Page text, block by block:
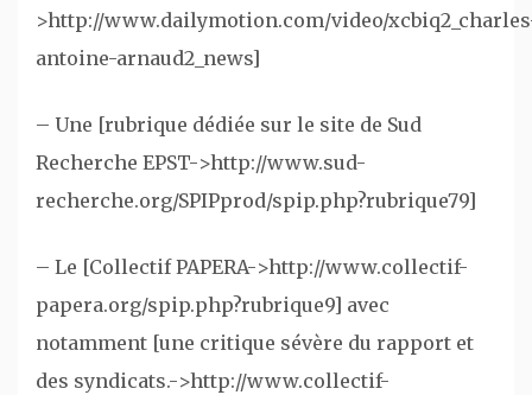
>http://www.dailymotion.com/video/
antoine-arnaud2_news]
– Une [rubrique dédiée sur le site de Sud
Recherche EPST->http://www.sud-
recherche.org/SPIPprod/spip.php?rubrique79]
– Le [Collectif PAPERA->http://www.collectif-
papera.org/spip.php?rubrique9] avec
notamment [une critique sévère du rapport et
des syndicats.->http://www.collectif-